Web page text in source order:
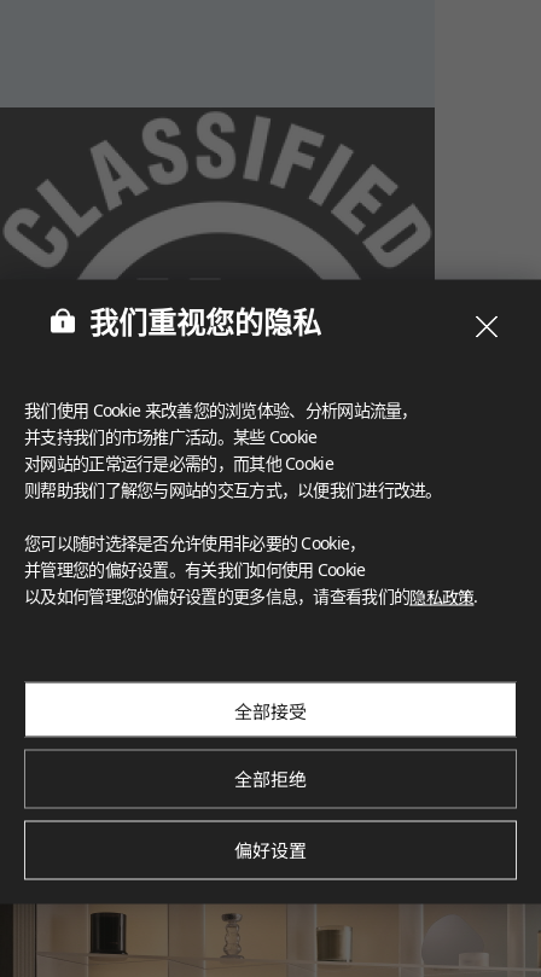
What These Certifications Mean
灵感画廊
我们重视您的隐私
我们使用 Cookie 来改善您的浏览体验、分析网站流量，
并支持我们的市场推广活动。某些 Cookie
对网站的正常运行是必需的，而其他 Cookie
则帮助我们了解您与网站的交互方式，以便我们进行改进。
您可以随时选择是否允许使用非必要的 Cookie，
并管理您的偏好设置。有关我们如何使用 Cookie
以及如何管理您的偏好设置的更多信息，请查看我们的隐私政策.
全部接受
全部拒绝
偏好设置